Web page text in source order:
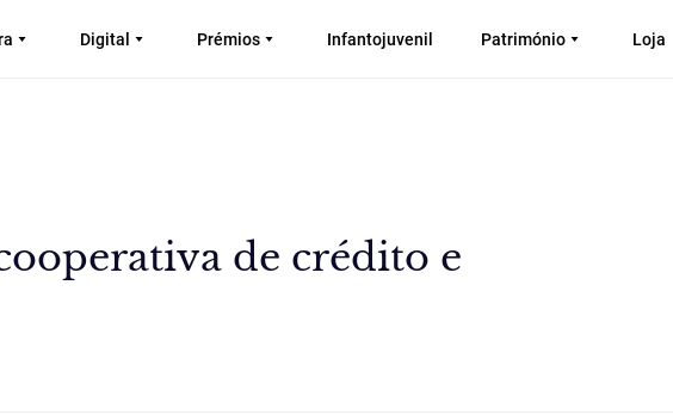
Digital Prémios Infantojuvenil Património Loja
de crédito e